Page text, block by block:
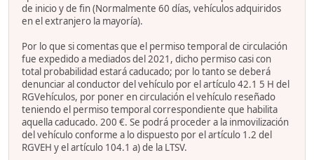
de inicio y de fin (Normalmente 60 días, vehículos adquiridos
en el extranjero la mayoría).
Por lo que si comentas que el permiso temporal de circulación
fue expedido a mediados del 2021, dicho permiso casi con
total probabilidad estará caducado; por lo tanto se deberá
denunciar al conductor del vehículo por el artículo 42.1 5 H del
RGVehículos, por poner en circulación el vehículo reseñado
teniendo el permiso temporal correspondiente que habilita
aquella caducado. 200 €. Se podrá proceder a la inmovilización
del vehículo conforme a lo dispuesto por el artículo 1.2 del
RGVEH y el artículo 104.1 a) de la LTSV.